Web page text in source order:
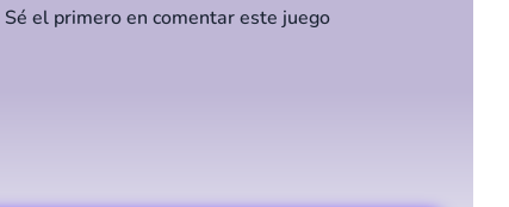
Sé el primero en comentar este juego